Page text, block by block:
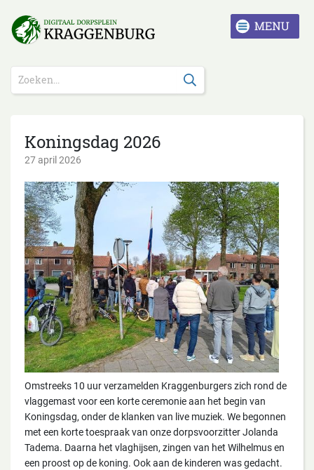
Koningsdag 2026
27 april 2026
Omstreeks 10 uur verzamelden Kraggenburgers zich rond de
vlaggemast voor een korte ceremonie aan het begin van
Koningsdag, onder de klanken van live muziek. We begonnen
met een korte toespraak van onze dorpsvoorzitter Jolanda
Tadema. Daarna het vlaghijsen, zingen van het Wilhelmus en
een proost op de koning. Ook aan de kinderen was gedacht.